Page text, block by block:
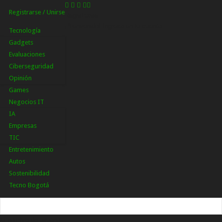
Registrarse / Unirse
Tecnología
Gadgets
Evaluaciones
Ciberseguridad
Opinión
Games
Negocios IT
IA
Empresas
TIC
Entretenimiento
Autos
Sostenibilidad
Tecno Bogotá